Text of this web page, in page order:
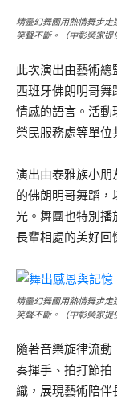
精靈幻舞團用熱情舞步走
笑聲不斷。（中彰榮家提
此次演出由藝術
西班牙佛朗明哥舞
情感的語言。活動
榮民服務處等單位
演出由泰雅族小朋
的佛朗明哥舞蹈，
光。舞團也特別播
長輩相處的美好回
精靈幻舞團用熱情舞步走
笑聲不斷。（中彰榮家提
隨著音樂旋律流
奏揮手、拍打節拍
織，展現藝術陪伴